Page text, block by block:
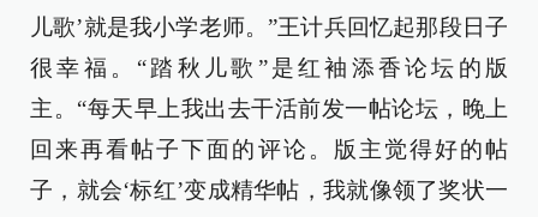
儿歌’就是我小学老师。”王计兵回忆起那段日子
很幸福。“踏秋儿歌”是红袖添香论坛的版
主。“每天早上我出去干活前发一帖论坛，晚上
回来再看帖子下面的评论。版主觉得好的帖
子，就会‘标红’变成精华帖，我就像领了奖状一